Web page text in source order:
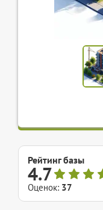
Рейтинг базы
4.7
Оценок: 37